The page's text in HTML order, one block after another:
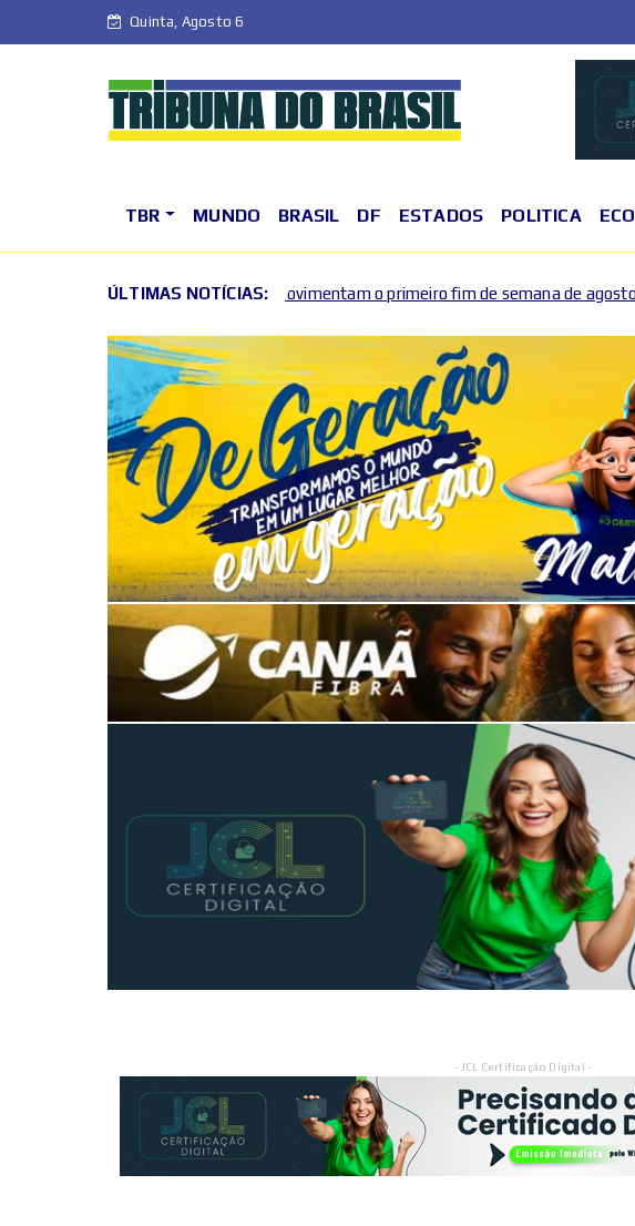
Quinta, Agosto 6
TBR MUNDO BRASIL DF ESTADOS POLITICA
ÚLTIMAS NOTÍCIAS:
e exposições movimentam o primeiro fim de semana de agosto no DF 2026
- JCL Certificação Digital -